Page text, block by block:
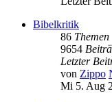
Bibelkritik
86 Themen
9654
Letzter
von Zippo
Mi 5. Aug